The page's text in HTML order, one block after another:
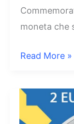
moneta che
2
Italia
2014
Galileo
Read More »